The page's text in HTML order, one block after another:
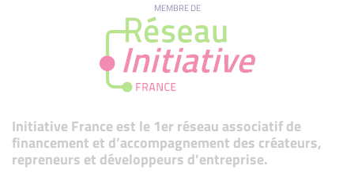
MEMBRE DE
Initiative France est le 1er réseau associatif de
financement et d’accompagnement des créateurs,
repreneurs et développeurs d’entreprise.